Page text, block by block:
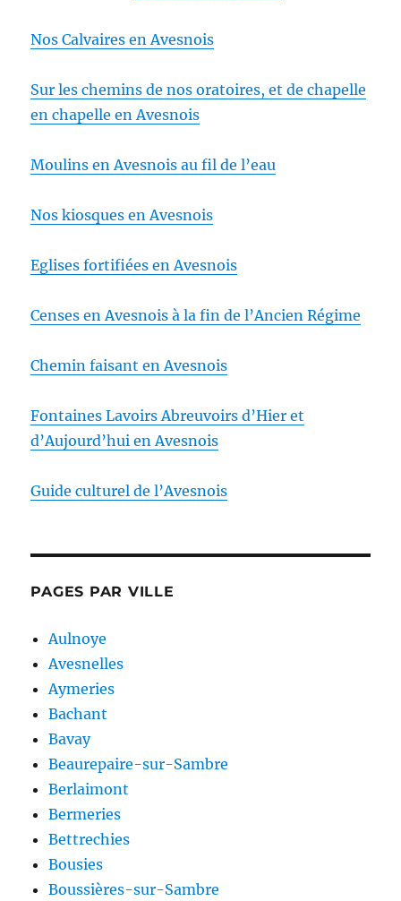
Nos Calvaires en Avesnois
Sur les chemins de nos oratoires, et de chapelle
en chapelle en Avesnois
Moulins en Avesnois au fil de l’eau
Nos kiosques en Avesnois
Eglises fortifiées en Avesnois
Censes en Avesnois à la fin de l’Ancien Régime
Chemin faisant en Avesnois
Fontaines Lavoirs Abreuvoirs d’Hier et
d’Aujourd’hui en Avesnois
Guide culturel de l’Avesnois
PAGES PAR VILLE
Aulnoye
Avesnelles
Aymeries
Bachant
Bavay
Beaurepaire-sur-Sambre
Berlaimont
Bermeries
Bettrechies
Bousies
Boussières-sur-Sambre